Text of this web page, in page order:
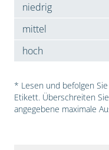
niedrig
mittel
hoch
* Lesen und befolgen
Etikett. Überschreiten
angegebene maximale